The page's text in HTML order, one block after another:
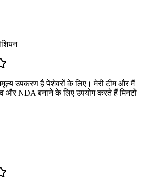
उपकरण है पेशेवरों के लिए। मेरी टीम और मैं
और NDA बनाने के लिए उपयोग करते हैं मिनटों